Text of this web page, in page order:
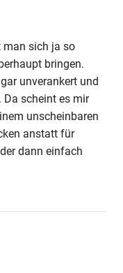
man sich ja so
bringen.
unverankert und
scheint es mir
unscheinbaren
anstatt für
dann einfach